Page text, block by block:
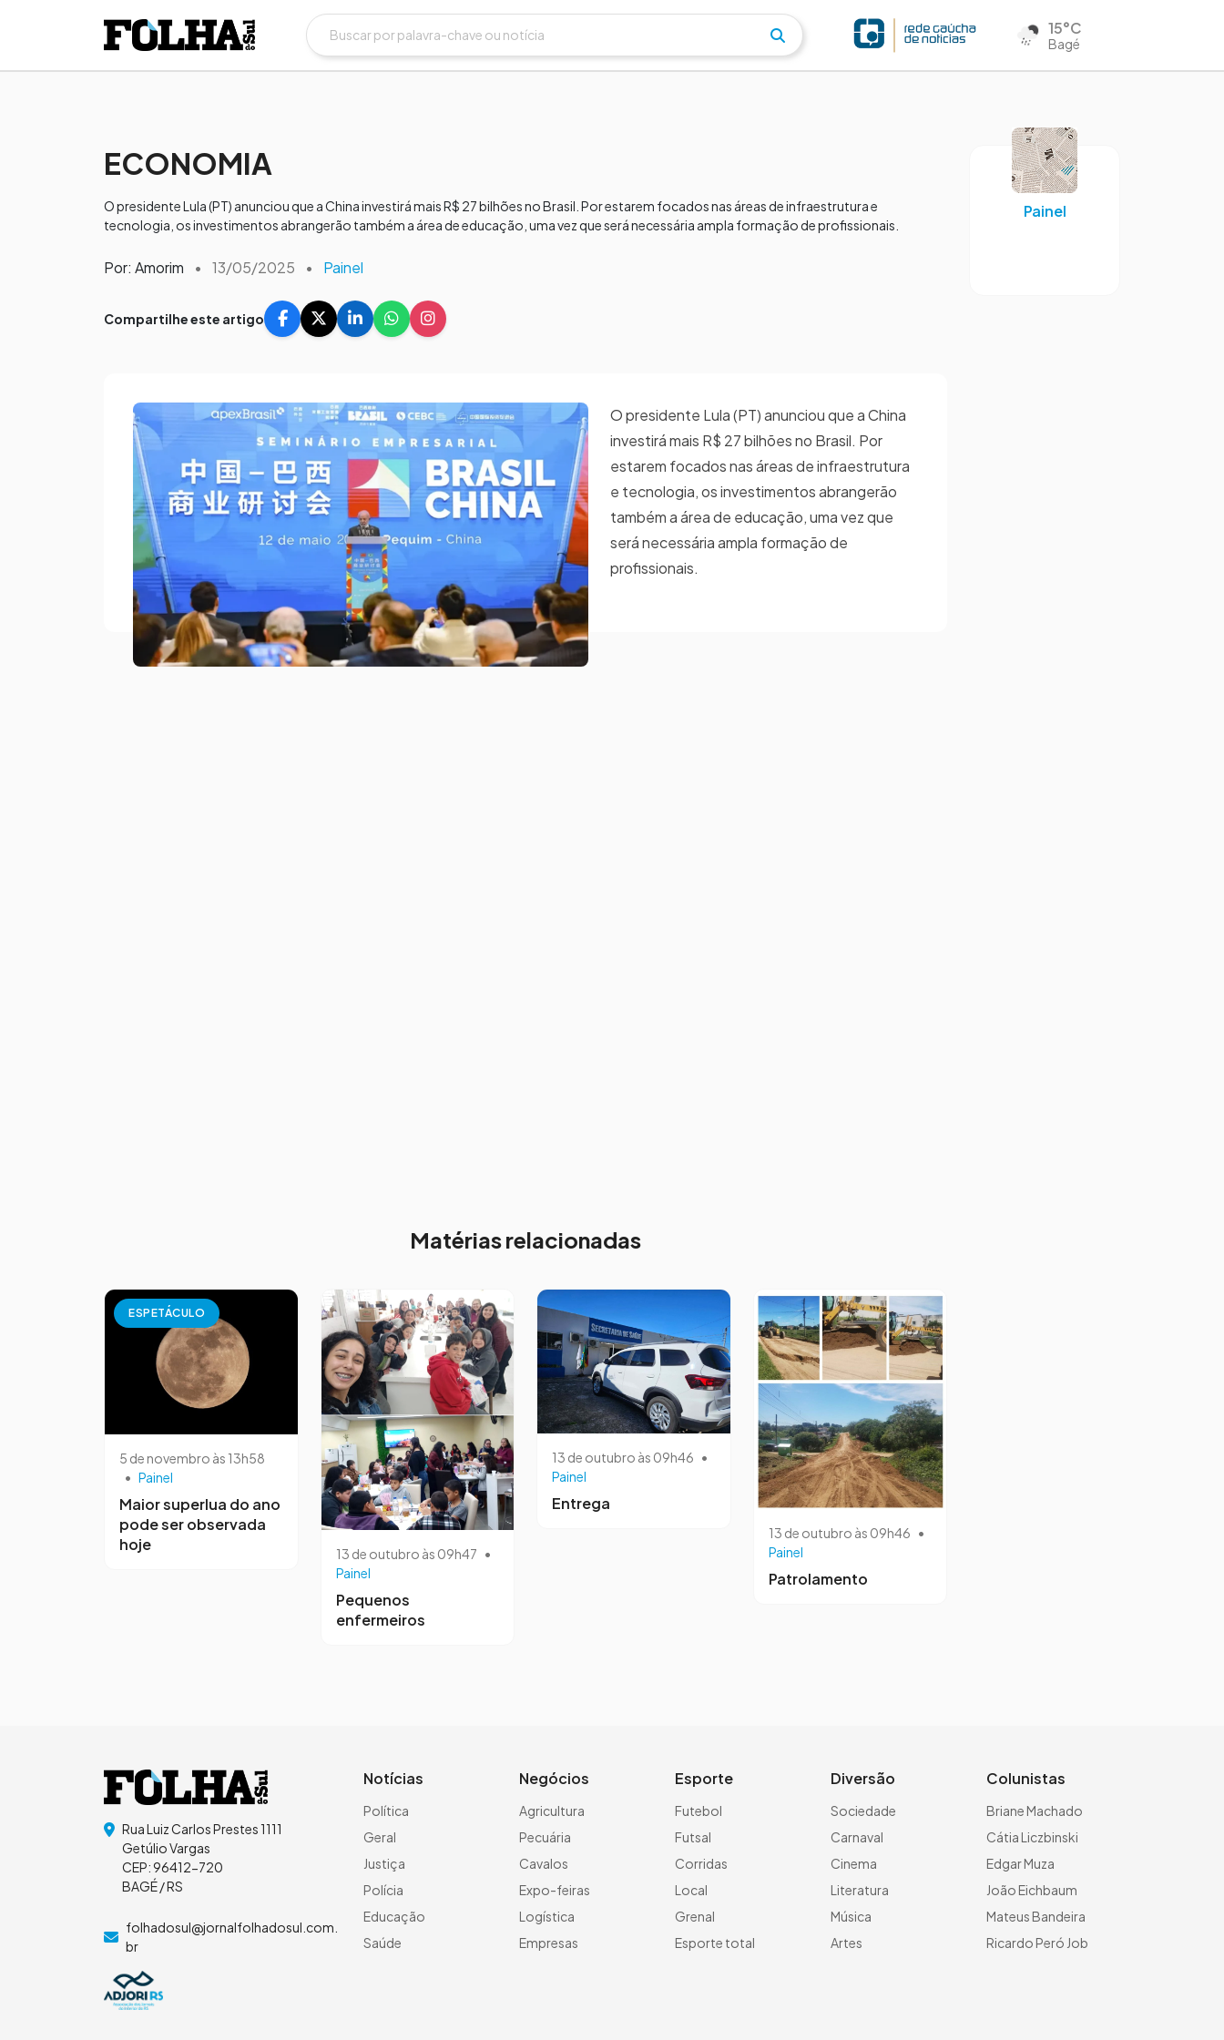
15°C
Bagé
ECONOMIA
O presidente Lula (PT) anunciou que a China investirá mais R$ 27 bilhões no Brasil. Por estarem focados nas áreas de infraestrutura e
tecnologia, os investimentos abrangerão também a área de educação, uma vez que será necessária ampla formação de profissionais.
Por: Amorim • 13/05/2025 • Painel
Compartilhe este artigo
O presidente Lula (PT) anunciou que a China
investirá mais R$ 27 bilhões no Brasil. Por
estarem focados nas áreas de infraestrutura
e tecnologia, os investimentos abrangerão
também a área de educação, uma vez que
será necessária ampla formação de
profissionais.
Matérias relacionadas
ESPETÁCULO
5 de novembro às 13h58
• Painel
Maior superlua do ano
pode ser observada
hoje
13 de outubro às 09h47 •
Painel
Pequenos
enfermeiros
13 de outubro às 09h46 •
Painel
Entrega
13 de outubro às 09h46 •
Painel
Patrolamento
Painel
Rua Luiz Carlos Prestes 1111
Getúlio Vargas
CEP: 96412-720
BAGÉ / RS
folhadosul@jornalfolhadosul.com.
br
Notícias
Política
Geral
Justiça
Polícia
Educação
Saúde
Negócios
Agricultura
Pecuária
Cavalos
Expo-feiras
Logística
Empresas
Esporte
Futebol
Futsal
Corridas
Local
Grenal
Esporte total
Diversão
Sociedade
Carnaval
Cinema
Literatura
Música
Artes
Colunistas
Briane Machado
Cátia Liczbinski
Edgar Muza
João Eichbaum
Mateus Bandeira
Ricardo Peró Job